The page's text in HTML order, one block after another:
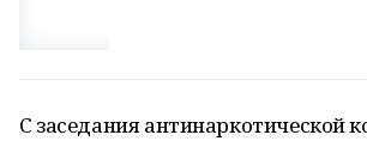
С заседания антинаркотической